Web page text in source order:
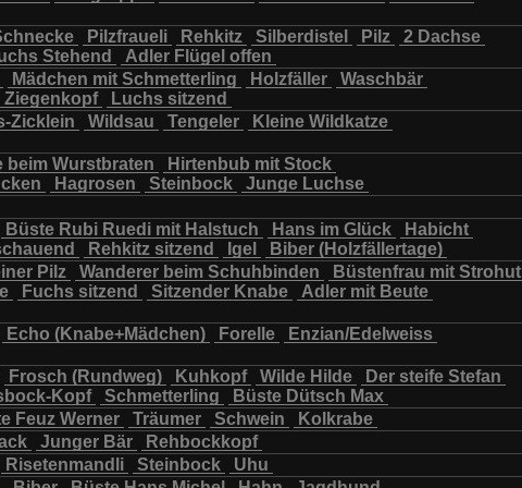
Pilzfraueli Rehkitz Silberdistel Pilz
2 Dachse
Stehend
Adler Flügel offen
Mädchen mit Schmetterling Holzfäller
Waschbär
Ziegenkopf
Luchs sitzend
Zicklein Wildsau Tengeler
Kleine Wildkatze
beim Wurstbraten
Hirtenbub mit Stock
Hagrosen Steinbock
Junge Luchse
Büste Rubi Ruedi mit Halstuch Hans im Glück
Habicht
Rehkitz sitzend Igel
Biber (Holzfällertage)
Pilz Wanderer beim Schuhbinden
Büstenfrau mit Strohut
Fuchs sitzend Sitzender Knabe
Adler mit Beute
Echo (Knabe+Mädchen) Forelle
Enzian/Edelweiss
Frosch (Rundweg) Kuhkopf Wilde Hilde
Der steife Stefan
Kopf Schmetterling
Büste Dütsch Max
Feuz Werner Träumer Schwein
Kolkrabe
Junger Bär
Rehbockkopf
Risetenmandli Steinbock
Uhu